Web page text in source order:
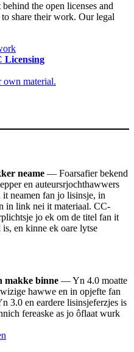
the open licenses and
share their work. Our legal
Licensing
own material.
neame — Foarsafier bekend
en auteursrjochthawwers
neamen fan jo lisinsje, in
in link nei it materiaal. CC-
jo ek om de titel fan it
en kinne ek oare lytse
makke binne — Yn 4.0 moatte
hawwe en in opjefte fan
3.0 en eardere lisinsjeferzjes is
fereaske as jo ôflaat wurk